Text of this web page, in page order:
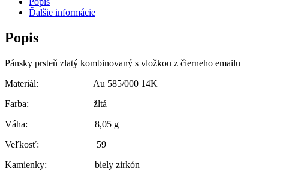
Ďalšie informácie
Popis
Pánsky prsteň zlatý kombinovaný s vložkou z čierneho emailu
Materiál: Au 585/000 14K
Farba: žltá
Váha: 8,05 g
Veľkosť: 59
Kamienky: biely zirkón